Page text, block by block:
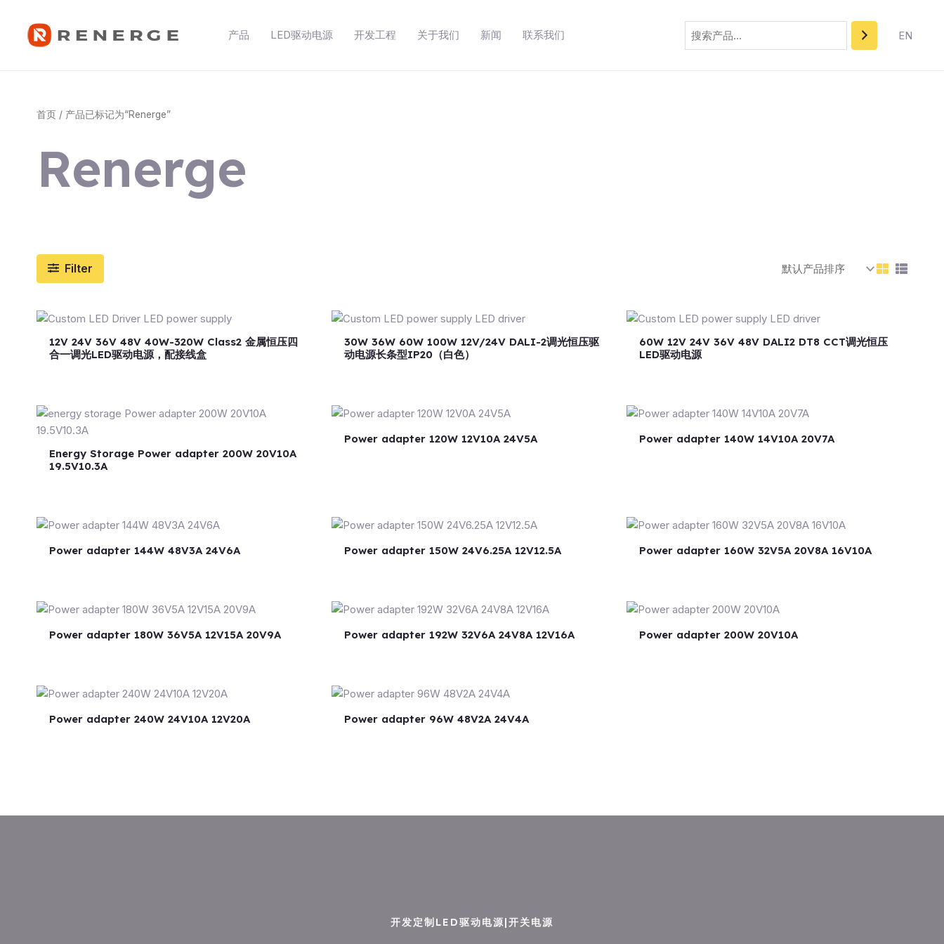
产品 LED驱动电源 开发工程 关于我们 新闻 联系我们
索
EN
首页 / 产品已标记为“Renerge”
Renerge
Filter
12V 24V 36V 48V 40W-320W Class2 金属恒压四
合一调光LED驱动电源，配接线盒
30W 36W 60W 100W 12V/24V DALI-2调光恒压驱
动电源长条型IP20（白色）
60W 12V 24V 36V 48V DALI2 DT8 CCT调光恒压
LED驱动电源
Energy Storage Power adapter 200W 20V10A
19.5V10.3A
Power adapter 120W 12V10A 24V5A Power adapter 140W 14V10A 20V7A
Power adapter 144W 48V3A 24V6A Power adapter 150W 24V6.25A 12V12.5A Power adapter 160W 32V5A 20V8A 16V10A
Power adapter 180W 36V5A 12V15A 20V9A Power adapter 192W 32V6A 24V8A 12V16A Power adapter 200W 20V10A
Power adapter 240W 24V10A 12V20A Power adapter 96W 48V2A 24V4A
开发定制LED驱动电源|开关电源